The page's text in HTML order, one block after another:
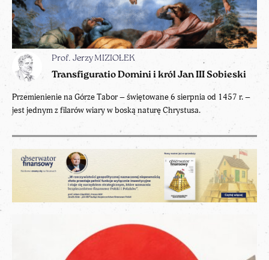
Prof. Jerzy MIZIOŁEK
Transfiguratio Domini i król Jan III Sobieski
Przemienienie na Górze Tabor – świętowane 6 sierpnia od 1457 r. –
jest jednym z filarów wiary w boską naturę Chrystusa.